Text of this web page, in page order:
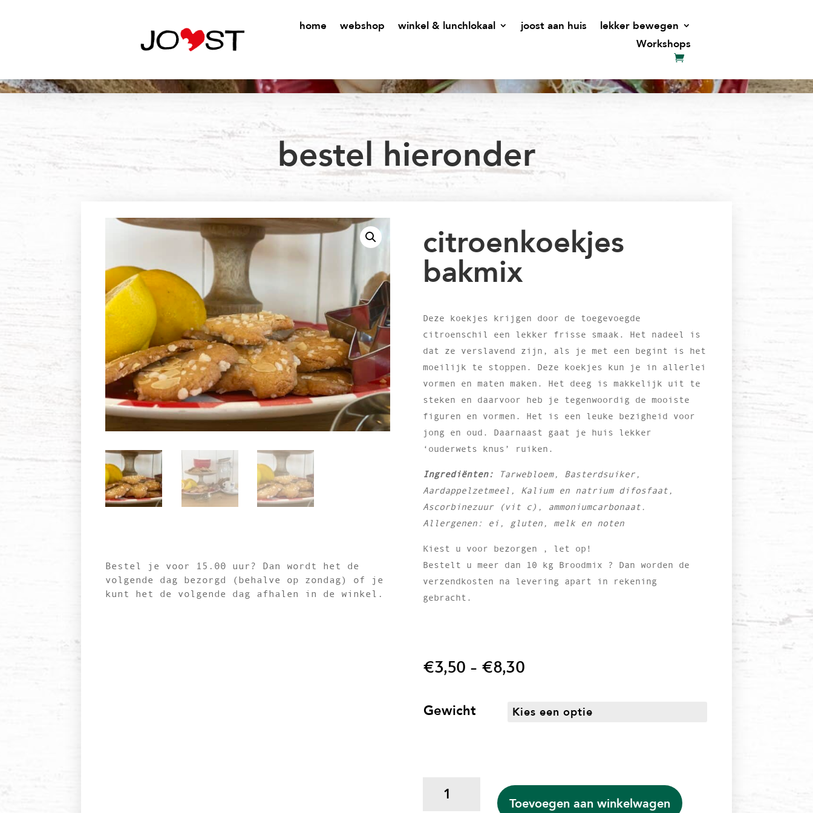
home webshop winkel & lunchlokaal joost aan huis
lekker bewegen
Workshops
bestel hieronder
Bestel je voor 15.00 uur? Dan wordt het de
volgende dag bezorgd (behalve op zondag) of je
kunt het de volgende dag afhalen in de winkel.
citroenkoekjes
bakmix
Deze koekjes krijgen door de toegevoegde
citroenschil een lekker frisse smaak. Het nadeel is
dat ze verslavend zijn, als je met een begint is het
moeilijk te stoppen. Deze koekjes kun je in allerlei
vormen en maten maken. Het deeg is makkelijk uit te
steken en daarvoor heb je tegenwoordig de mooiste
figuren en vormen.
Het is een leuke bezigheid voor
jong en oud. Daarnaast gaat je huis lekker
‘ouderwets knus’ ruiken.
Ingrediënten: Tarwebloem, Basterdsuiker,
Aardappelzetmeel, Kalium en natrium difosfaat,
Ascorbinezuur (vit c), ammoniumcarbonaat.
Allergenen: ei, gluten, melk en noten
Kiest u voor bezorgen , let op!
Bestelt u meer dan 10 kg Broodmix ? Dan worden de
verzendkosten na levering apart in rekening
gebracht.
€3,50 - €8,30
€8,30
Gewicht
Citroenkoekjes
bakmix
Toevoegen aan winkelwagen